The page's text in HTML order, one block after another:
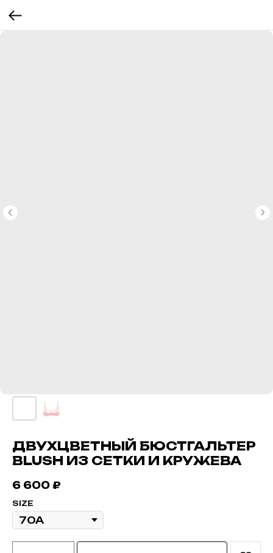
ДВУХЦВЕТНЫЙ БЮСТГАЛЬТЕР
BLUSH ИЗ СЕТКИ И КРУЖЕВА
6 600 ₽
SIZE